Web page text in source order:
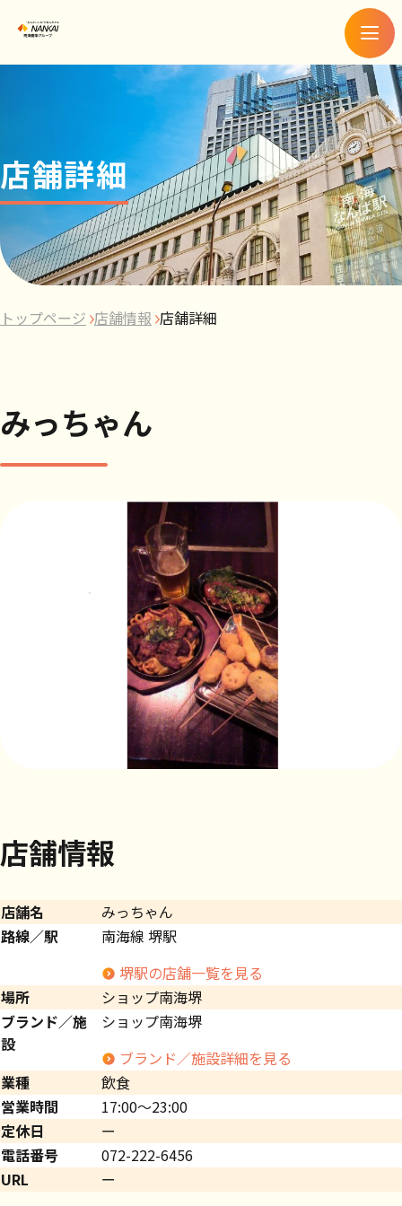
メ
ニ
ュ
ー
店舗詳細
トップページ 店舗情報 店舗詳細
みっちゃん
店舗情報
店舗名
みっちゃん
路線／駅
南海線 堺駅
堺駅の店舗一覧を見る
場所
ショップ南海堺
ブランド／施
設
ショップ南海堺
ブランド／施設詳細を見る
業種
飲食
営業時間
17:00～23:00
定休日
ー
電話番号
072-222-6456
URL
ー